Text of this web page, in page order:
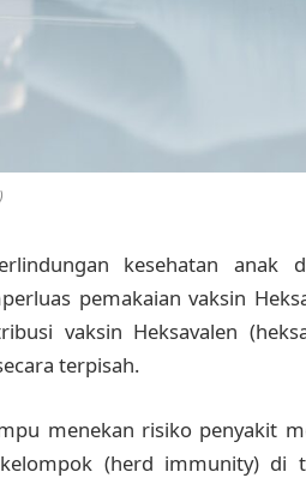
kesehatan anak
pemakaian vaksin
vaksin Heksavalen
terpisah.
menekan risiko penyakit
(herd immunity) di